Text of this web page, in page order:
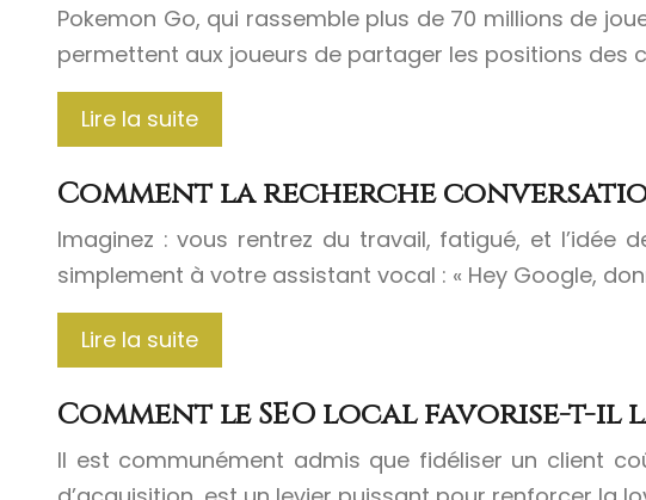
Pokemon Go, qui rassemble plus de 70 millions de
permettent aux joueurs de partager les positions des
Lire la suite
Comment la recherche
Imaginez : vous rentrez du travail, fatigué, et l’idée
simplement à votre assistant vocal : « Hey Google,
Lire la suite
Comment le SEO local favorise-t-
Il est communément admis que fidéliser un client